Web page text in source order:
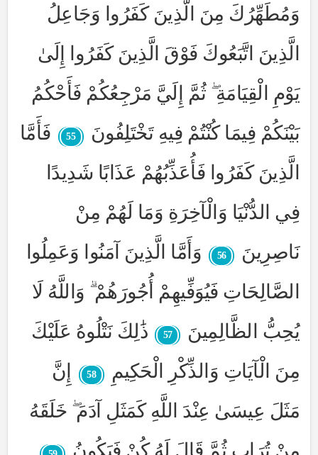
وَمُطَهِّرُكَ مِنَ الَّذِينَ كَفَرُوا وَجَاعِلُ
الَّذِينَ اتَّبَعُوكَ فَوْقَ الَّذِينَ كَفَرُوا إِلَىٰ
يَوْمِ الْقِيَامَةِ ۖ ثُمَّ إِلَيَّ مَرْجِعُكُمْ فَأَحْكُمُ
بَيْنَكُمْ فِيمَا كُنْتُمْ فِيهِ تَخْتَلِفُونَ
55
فَأَمَّا
الَّذِينَ كَفَرُوا فَأُعَذِّبُهُمْ عَذَابًا شَدِيدًا
فِي الدُّنْيَا وَالْآخِرَةِ وَمَا لَهُمْ مِنْ
نَاصِرِينَ
56
وَأَمَّا الَّذِينَ آمَنُوا وَعَمِلُوا
الصَّالِحَاتِ فَيُوَفِّيهِمْ أُجُورَهُمْ ۗ وَاللَّهُ لَا
يُحِبُّ الظَّالِمِينَ
57
ذَٰلِكَ نَتْلُوهُ عَلَيْكَ
مِنَ الْآيَاتِ وَالذِّكْرِ الْحَكِيمِ
58
إِنَّ
مَثَلَ عِيسَىٰ عِنْدَ اللَّهِ كَمَثَلِ آدَمَ ۖ خَلَقَهُ
مِنْ تُرَابٍ ثُمَّ قَالَ لَهُ كُنْ فَيَكُونُ